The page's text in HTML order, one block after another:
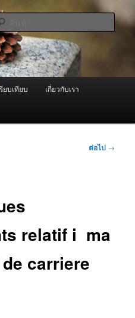
อกควัน Best
และ อะไหล่
บริการด้วยความจริงใจ
ค้นหา
ยบเทียบ เกี่ยวกับเรา
ต่อไป →
relatif i ma
carriere